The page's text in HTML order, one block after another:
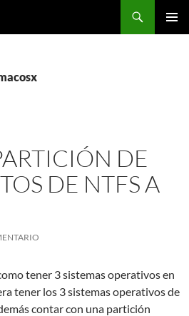
DE
DE NTFS A
tener 3 sistemas operativos en
tener los 3 sistemas operativos de
contar con una partición